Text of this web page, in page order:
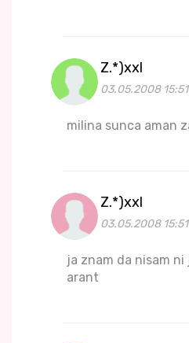
Z.*)xxl
03.05.2008
milina sunca aman
Z.*)xxl
03.05.2008
ja znam da nisam
arant